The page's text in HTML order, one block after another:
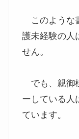
このような
護未経験の人
せん。
でも、親御
ーしている人
ています。